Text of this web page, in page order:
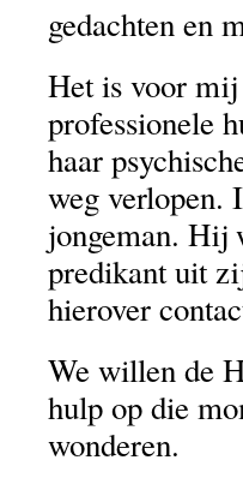
gedachten en
Het is voor
professionele
haar
weg verlopen.
jongeman. Hij
predikant uit
hierover
We willen de
hulp op die
wonderen.